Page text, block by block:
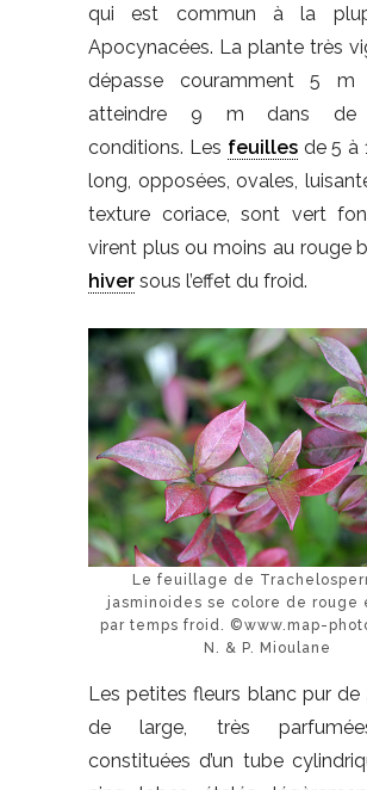
qui est commun à la
Apocynacées. La plante très
dépasse couramment 5
atteindre 9 m dans de
conditions. Les feuillesde 5 à
long, opposées, ovales,
texture coriace, sont vert
virent plus ou moins au rouge
hiver sous l’effet du froid.
Le feuillage de
jasminoides se colore de rouge
par temps froid. ©www.map-
N. & P. Mioulane
Les petites fleurs blanc pur de
de large, très
constituées d’un tube